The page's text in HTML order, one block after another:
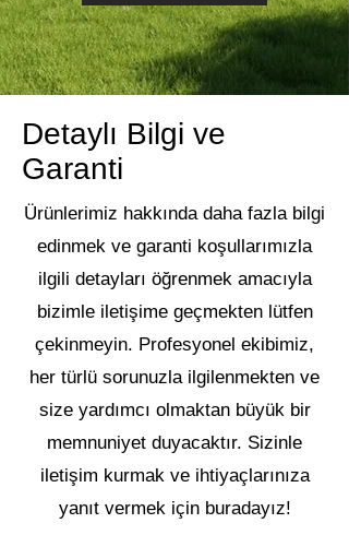
Detaylı Bilgi ve
Garanti
Ürünlerimiz hakkında daha fazla bilgi
edinmek ve garanti koşullarımızla
ilgili detayları öğrenmek amacıyla
bizimle iletişime geçmekten lütfen
çekinmeyin. Profesyonel ekibimiz,
her türlü sorunuzla ilgilenmekten ve
size yardımcı olmaktan büyük bir
memnuniyet duyacaktır. Sizinle
iletişim kurmak ve ihtiyaçlarınıza
yanıt vermek için buradayız!